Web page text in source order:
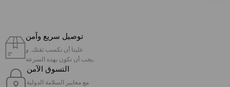
توصيل سريع وآمن
علينا أن نكسب ثقتك. و
التسوق الآمن
مع معايير السلامة الدولية